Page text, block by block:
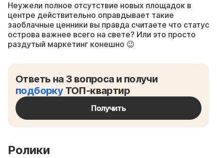
Неужели полное отсутствие новых площадок в
центре действительно оправдывает такие
заоблачные ценники вы правда считаете что статус
острова важнее всего на свете? Или это просто
раздутый маркетинг конешно 😉
Ответь на 3 вопроса и получи
подборкуТОП-квартир
Получить
Ролики